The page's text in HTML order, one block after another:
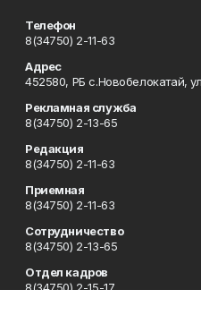
Телефон
8(34750) 2-11-63
Адрес
452580, РБ с.Новобелокатай,
Рекламная служба
8(34750) 2-13-65
Редакция
8(34750) 2-11-63
Приемная
8(34750) 2-11-63
Сотрудничество
8(34750) 2-13-65
Отдел кадров
8(34750) 2-15-17